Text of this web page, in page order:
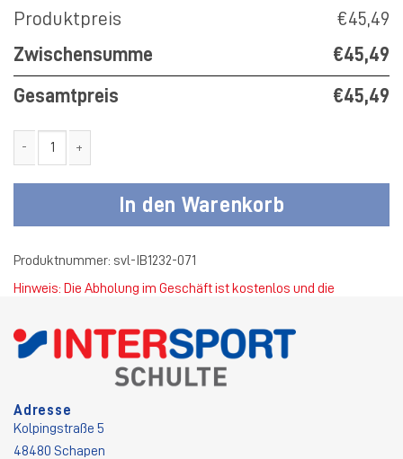
Produktpreis
€45,49
Zwischensumme
€45,49
Gesamtpreis €45,49
In den Warenkorb
Produktnummer: svl-IB1232-071
Hinweis: Die Abholung im Geschäft ist kostenlos und die
Adresse
Kolpingstraße 5
48480 Schapen